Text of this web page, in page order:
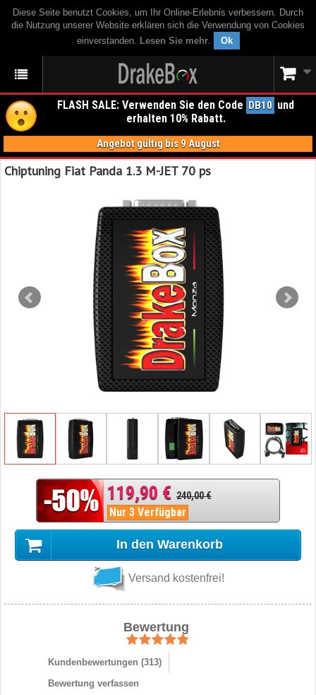
Diese Seite benutzt Cookies, um Ihr Online-Erlebnis verbessern. Durch
die Nutzung unserer Website erklären sich die Verwendung von Cookies
einverstanden. Lesen Sie mehr. Ok
FLASH SALE: Verwenden Sie den Code DB10 und
erhalten 10% Rabatt.
Angebot gültig bis 9 August
Chiptuning Fiat Panda 1.3 M-JET 70 ps
119,90 € 240,00 €
Nur 3 Verfügbar
In den Warenkorb
Versand kostenfrei!
Bewertung
Kundenbewertungen (313)
Bewertung verfassen